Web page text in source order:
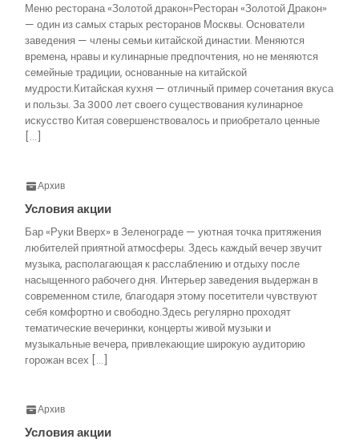
Меню ресторана «Золотой дракон»Ресторан «Золотой Дракон»
— один из самых старых ресторанов Москвы. Основатели
заведения — члены семьи китайской династии. Меняются
времена, нравы и кулинарные предпочтения, но не меняются
семейные традиции, основанные на китайской
мудрости.Китайская кухня — отличный пример сочетания вкуса
и пользы. За 3000 лет своего существования кулинарное
искусство Китая совершенствовалось и приобретало ценные
[…]
Архив
Условия акции
Бар «Руки Вверх» в Зеленограде — уютная точка притяжения
любителей приятной атмосферы. Здесь каждый вечер звучит
музыка, располагающая к расслаблению и отдыху после
насыщенного рабочего дня. Интерьер заведения выдержан в
современном стиле, благодаря этому посетители чувствуют
себя комфортно и свободно.Здесь регулярно проходят
тематические вечеринки, концерты живой музыки и
музыкальные вечера, привлекающие широкую аудиторию
горожан всех […]
Архив
Условия акции